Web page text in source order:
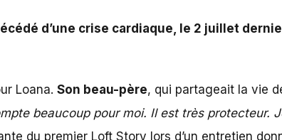
d’une crise cardiaque, le 2 juillet
Loana. Son beau-père, qui partageait la vie
beaucoup pour moi. Il est très protecteur.
du premier Loft Story lors d’un entretien